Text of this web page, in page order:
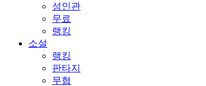
성인관
무료
랭킹
소설
랭킹
판타지
무협